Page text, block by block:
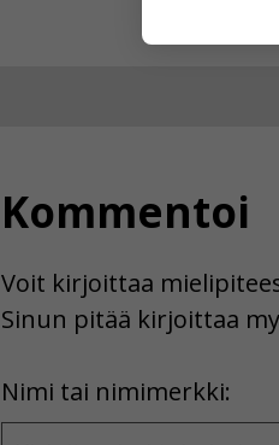
Kommentoi
Voit kirjoittaa
Sinun pitää kirjoittaa
Nimi tai nimimerkki: